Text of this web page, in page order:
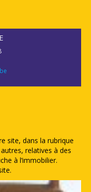
site, dans la rubrique
relatives à des
à l’immobilier.